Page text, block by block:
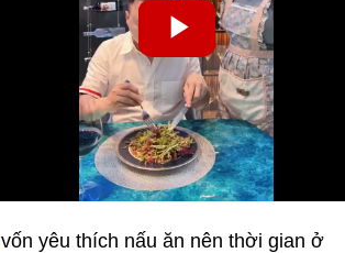
vốn yêu thích nấu ăn nên thời gian ở